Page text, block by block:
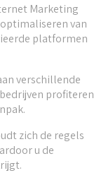
Marketing
van
platformen
verschillende
profiteren
zich de regels
u de